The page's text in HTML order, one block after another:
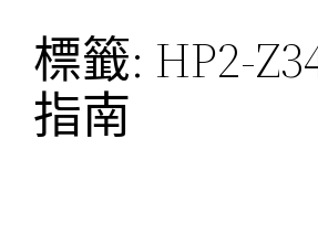
標籤: HP2-
指南